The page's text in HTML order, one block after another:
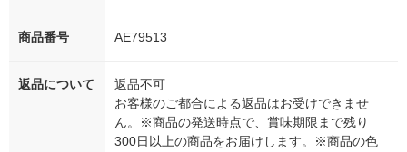
商品番号 AE79513
返品について
返品不可
お客様のご都合による返品はお受けできませ
ん。※商品の発送時点で、賞味期限まで残り
300日以上の商品をお届けします。※商品の色